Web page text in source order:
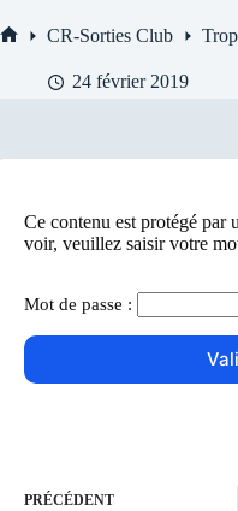
CR-Sorties Club
24 février 2019
Ce contenu est protégé par
voir, veuillez saisir votre
Mot de passe :
PRÉCÉDENT